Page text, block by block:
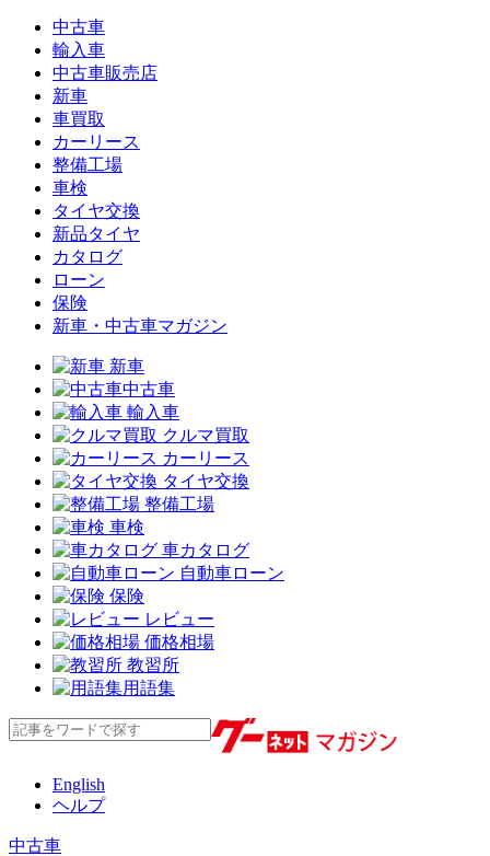
中古車
輸入車
中古車販売店
新車
車買取
カーリース
整備工場
車検
タイヤ交換
新品タイヤ
カタログ
ローン
保険
新車・中古車マガジン
新車
中古車
輸入車
クルマ買取
カーリース
タイヤ交換
整備工場
車検
車カタログ
自動車ローン
保険
レビュー
価格相場
教習所
用語集
English
ヘルプ
中古車